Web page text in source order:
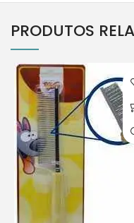
PRODUTOS